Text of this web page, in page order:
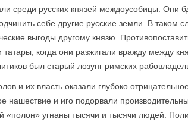
среди русских князей междоусобицы. Они
себе другие русские земли. В
выгоды другому князю.
когда они разжигали вражду между
был старый лозунг римских
и их власть оказали глубоко
нашествие и иго подорвали
«полон» угнаны тысячи и тысячи людей.